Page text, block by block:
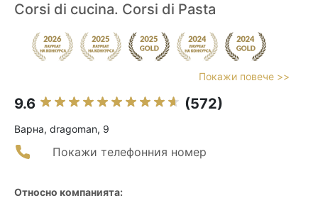
Corsi di cucina. Corsi di Pasta
Покажи повече >>
9.6 (572)
Варна, dragoman, 9
Покажи телефонния номер
Относно компанията: